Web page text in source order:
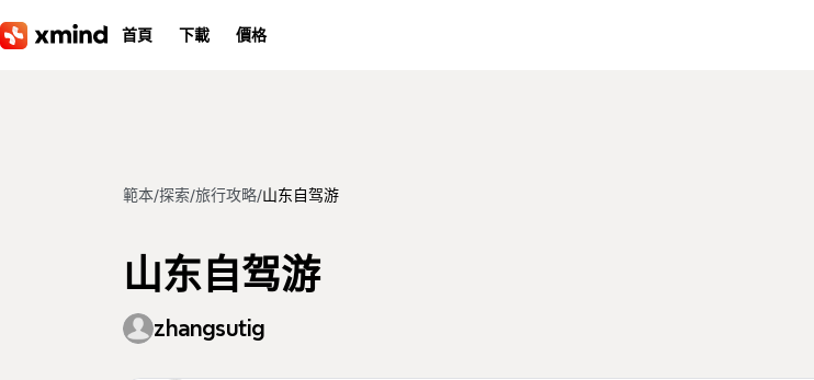
首頁 下載 價格
範本/探索/旅行攻略/山东自驾游
山东自驾游
zhangsutig